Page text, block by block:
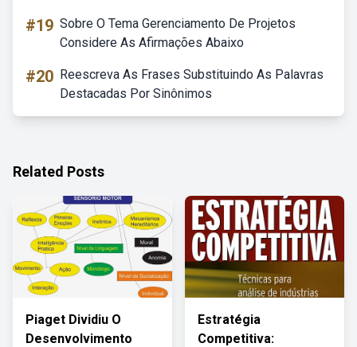
#19 Sobre O Tema Gerenciamento De Projetos
Considere As Afirmações Abaixo
#20 Reescreva As Frases Substituindo As Palavras
Destacadas Por Sinônimos
Related Posts
Piaget Dividiu O
Desenvolvimento
Estratégia
Competitiva: